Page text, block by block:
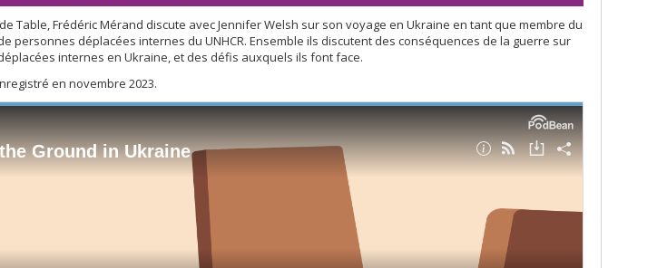
Table, Frédéric Mérand discute avec Jennifer Welsh sur son voyage en Ukraine en tant que membre du
personnes déplacées internes du UNHCR. Ensemble ils discutent des conséquences de la guerre sur
internes en Ukraine, et des défis auxquels ils font face.
en novembre 2023.